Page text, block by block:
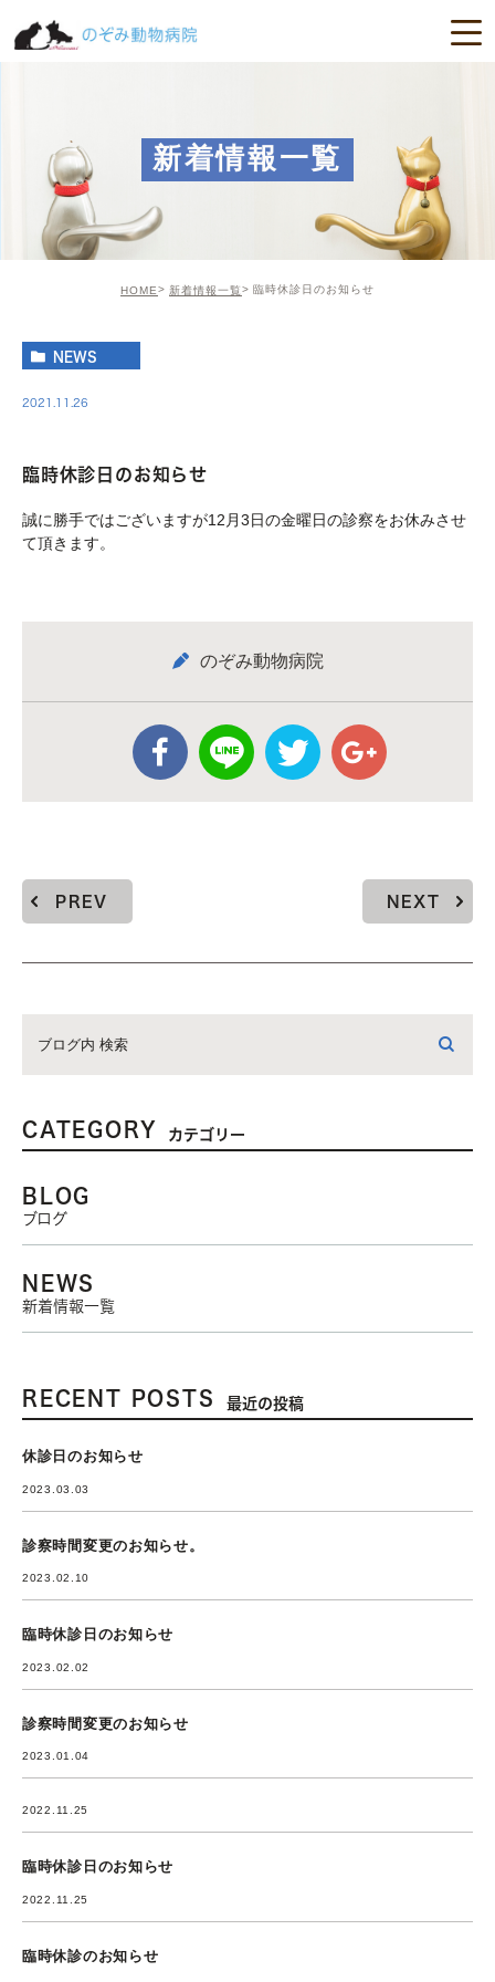
新着情報一覧
HOME 新着情報一覧 臨時休診日のお知らせ
NEWS
2021.11.26
臨時休診日のお知らせ
誠に勝手ではございますが12月3日の金曜日の診察をお休みさせ
て頂きます。
のぞみ動物病院
PREV NEXT
CATEGORY カテゴリー
BLOG
ブログ
NEWS
新着情報一覧
RECENT POSTS 最近の投稿
休診日のお知らせ
2023.03.03
診察時間変更のお知らせ。
2023.02.10
臨時休診日のお知らせ
2023.02.02
診察時間変更のお知らせ
2023.01.04
2022.11.25
臨時休診日のお知らせ
2022.11.25
臨時休診のお知らせ